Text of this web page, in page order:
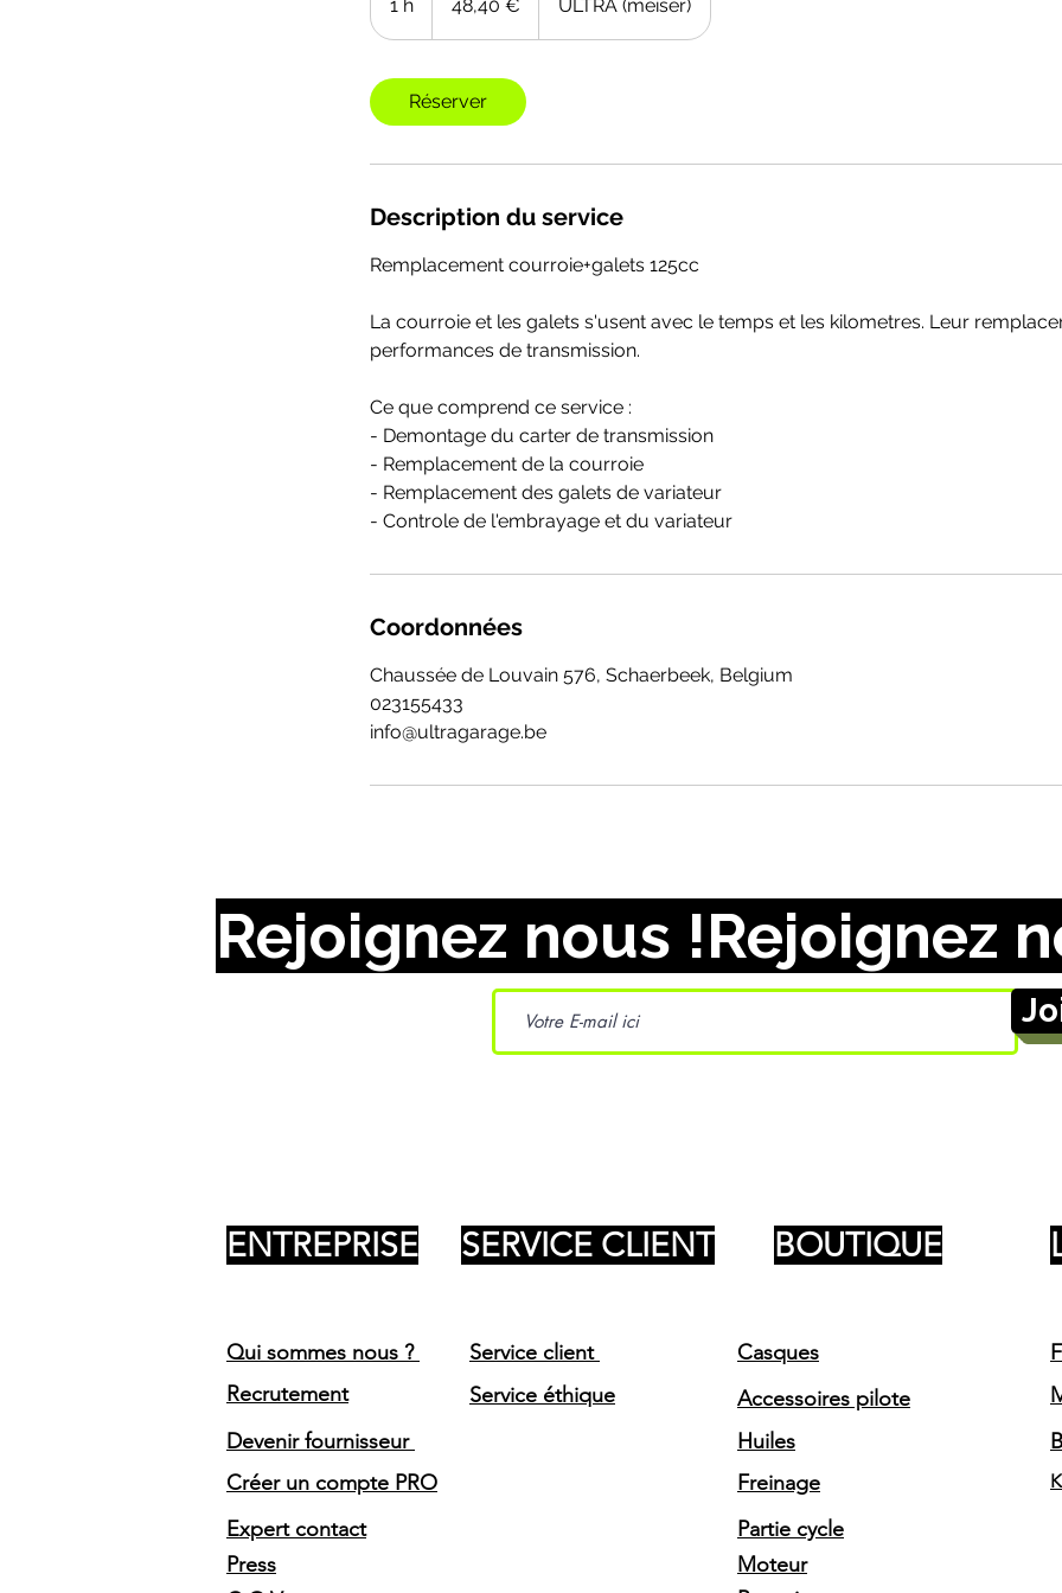
1 h 48,40 € ULTRA (meiser)
Réserver
Description du service
Remplacement courroie+galets 125cc
La courroie et les galets s'usent avec le temps et les kilometres. Leur
performances de transmission.
Ce que comprend ce service :
- Demontage du carter de transmission
- Remplacement de la courroie
- Remplacement des galets de variateur
- Controle de l'embrayage et du variateur
Coordonnées
Chaussée de Louvain 576, Schaerbeek, Belgium
023155433
info@ultragarage.be
Rejoignez nous !
ENTREPRISE
Qui sommes nous ?
Recrutement
SERVICE CLIENT
Service client
Service éthique
Devenir fournisseur
Créer un compte PRO
Expert contact
Press
BOUTIQUE
Casques
Accessoires pilote
Huiles
Freinage
Partie cycle
Moteur